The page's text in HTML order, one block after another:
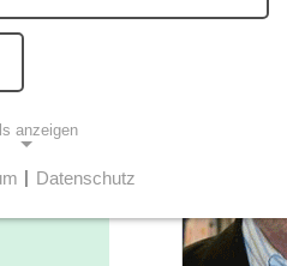
anzeigen
dabei, eine Webseite
sie Grundfunktionen wie
| Datenschutz